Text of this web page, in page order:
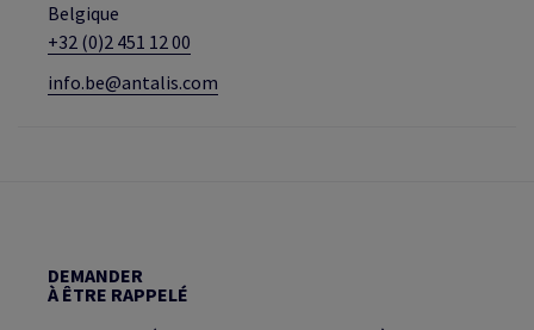
Belgique
+32 (0)2 451 12 00
info.be@antalis.com
DEMANDER
À ÊTRE RAPPELÉ